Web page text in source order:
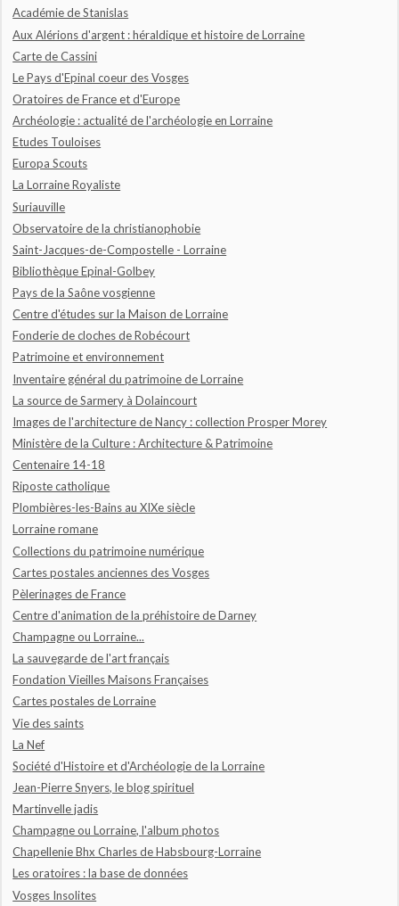
Académie de Stanislas
Aux Alérions d'argent : héraldique et histoire de Lorraine
Carte de Cassini
Le Pays d'Epinal coeur des Vosges
Oratoires de France et d'Europe
Archéologie : actualité de l'archéologie en Lorraine
Etudes Touloises
Europa Scouts
La Lorraine Royaliste
Suriauville
Observatoire de la christianophobie
Saint-Jacques-de-Compostelle - Lorraine
Bibliothèque Epinal-Golbey
Pays de la Saône vosgienne
Centre d'études sur la Maison de Lorraine
Fonderie de cloches de Robécourt
Patrimoine et environnement
Inventaire général du patrimoine de Lorraine
La source de Sarmery à Dolaincourt
Images de l'architecture de Nancy : collection Prosper Morey
Ministère de la Culture : Architecture & Patrimoine
Centenaire 14-18
Riposte catholique
Plombières-les-Bains au XIXe siècle
Lorraine romane
Collections du patrimoine numérique
Cartes postales anciennes des Vosges
Pèlerinages de France
Centre d'animation de la préhistoire de Darney
Champagne ou Lorraine...
La sauvegarde de l'art français
Fondation Vieilles Maisons Françaises
Cartes postales de Lorraine
Vie des saints
La Nef
Société d'Histoire et d'Archéologie de la Lorraine
Jean-Pierre Snyers, le blog spirituel
Martinvelle jadis
Champagne ou Lorraine, l'album photos
Chapellenie Bhx Charles de Habsbourg-Lorraine
Les oratoires : la base de données
Vosges Insolites